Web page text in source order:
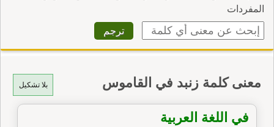
المفردات
بلا تشكيل معنى كلمة زنبد في القاموس
في اللغة العربية